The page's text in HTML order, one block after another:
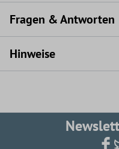
Fragen & Antworten
Hinweise